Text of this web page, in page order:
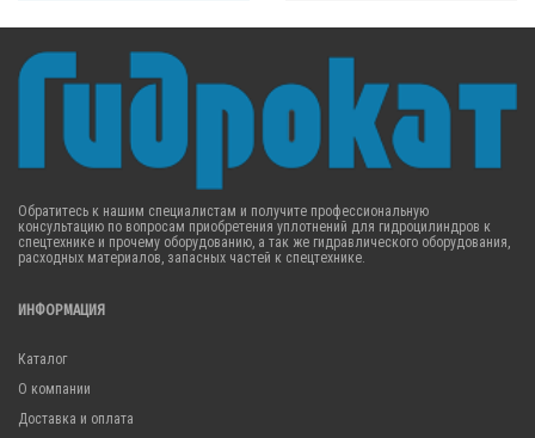
Обратитесь к нашим специалистам и получите профессиональную
консультацию по вопросам приобретения уплотнений для гидроцилиндров к
спецтехнике и прочему оборудованию, а так же гидравлического оборудования,
расходных материалов, запасных частей к спецтехнике.
ИНФОРМАЦИЯ
Каталог
О компании
Доставка и оплата